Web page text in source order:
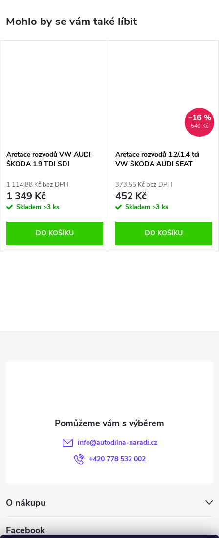
Aretace rozvodů VW AUDI
ŠKODA 1.9 TDI SDI
1 114,88 Kč bez DPH
1 349 Kč
Skladem >3 ks
DO KOŠÍKU
540 Kč
–16 %
Aretace rozvodů 1.2/.1.4 tdi
VW ŠKODA AUDI SEAT
373,55 Kč bez DPH
452 Kč
Skladem >3 ks
DO KOŠÍKU
info@autodilna-naradi.cz
+420 778 532 002
O nákupu
Facebook